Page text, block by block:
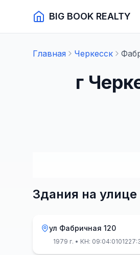
BIG BOOK REALTY
Главная Черкесск
г
Здания на улице
ул Фабричная 120
1979 г. • КН: